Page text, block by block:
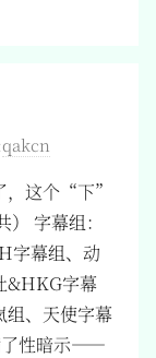
qakcn
，这个“下”
字幕组：
字幕组、动
&HKG字幕
组、天使字幕
了性暗示——